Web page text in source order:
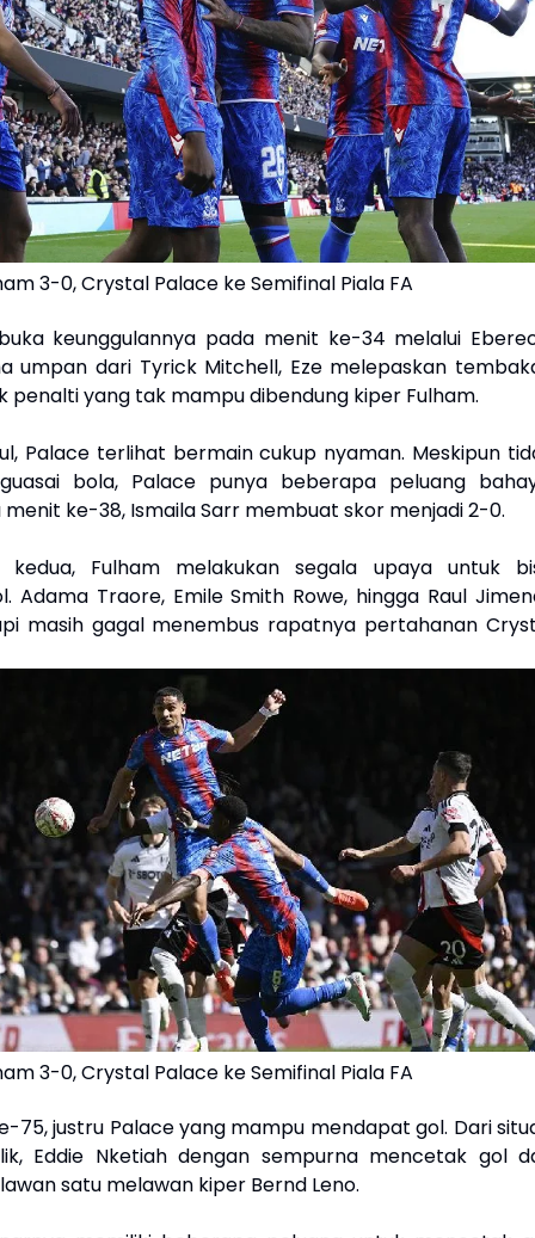
3-0, Crystal Palace ke Semifinal Piala FA
keunggulannya pada menit ke-34 melalui
umpan dari Tyrick Mitchell, Eze melepaskan
penalti yang tak mampu dibendung kiper Fulham.
Palace terlihat bermain cukup nyaman. Meskipun
bola, Palace punya beberapa peluang
menit ke-38, Ismaila Sarr membuat skor menjadi 2-0.
kedua, Fulham melakukan segala upaya untuk
Adama Traore, Emile Smith Rowe, hingga Raul
masih gagal menembus rapatnya pertahanan
3-0, Crystal Palace ke Semifinal Piala FA
75, justru Palace yang mampu mendapat gol. Dari
Eddie Nketiah dengan sempurna mencetak gol
satu melawan kiper Bernd Leno.